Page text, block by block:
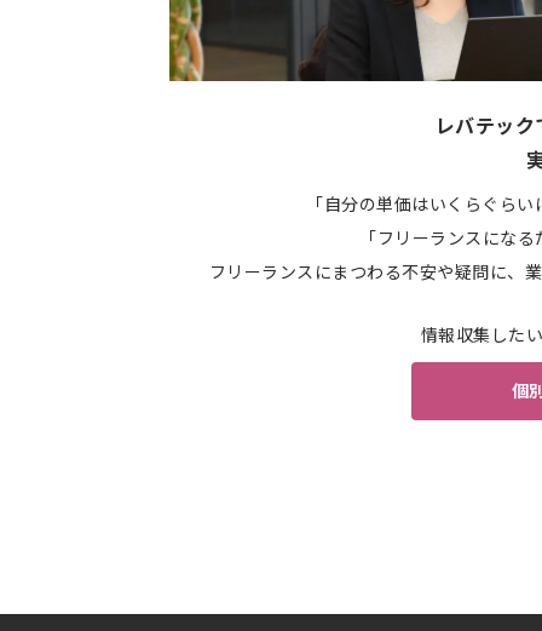
レバテッ
「自分の単価はいくらぐら
「フリーランスにな
フリーランスにまつわる不安や疑問に、
情報収集した
個